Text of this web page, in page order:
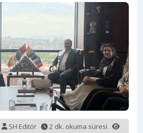
SH Editör
2 dk. okuma süresi